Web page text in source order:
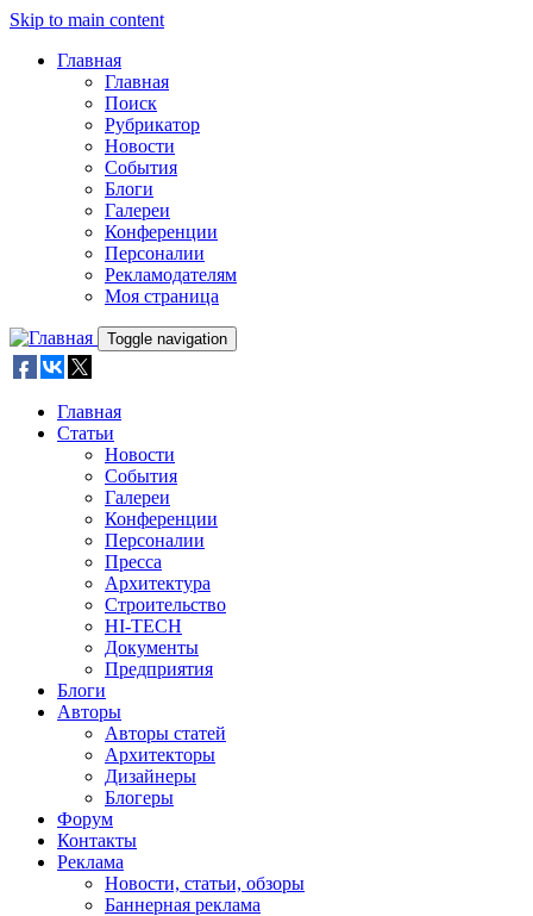
Skip to main content
Главная
Главная
Поиск
Рубрикатор
Новости
События
Блоги
Галереи
Конференции
Персоналии
Рекламодателям
Моя страница
Toggle navigation
Главная
Статьи
Новости
События
Галереи
Конференции
Персоналии
Пресса
Архитектура
Строительство
HI-TECH
Документы
Предприятия
Блоги
Авторы
Авторы статей
Архитекторы
Дизайнеры
Блогеры
Форум
Контакты
Реклама
Новости, статьи, обзоры
Баннерная реклама